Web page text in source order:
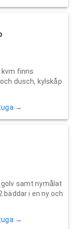
kvm finns
dusch, kylskåp
→
samt nymålat
bäddar i en ny och
→